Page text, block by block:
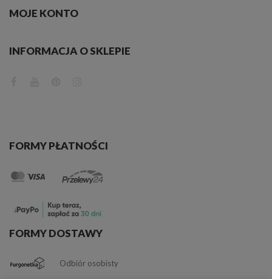
MOJE KONTO
INFORMACJA O SKLEPIE
FORMY PŁATNOŚCI
FORMY DOSTAWY
Odbiór osobisty